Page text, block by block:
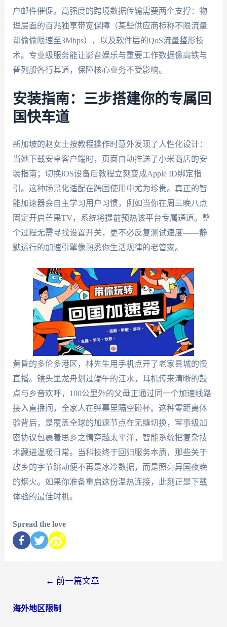
户邮件催促。高强度的跨境数据传输需要两个支撑：物
理层面的百兆独享带宽保障（某些供应商标称不限流量
却偷偷限速至3Mbps），以及软件层的QoS流量整形技
术。专业级服务能让影音娱乐与重要工作数据像高铁与
普列般各行其道，保障核心业务不受影响。
安装指南：三步搭建你的专属回
国快车道
新加坡的赵女士按教程操作时意外发现了人性化设计：
当她下载安卓客户端时，页面自动推送了小米商店的安
装指南；切换iOS设备后教程立刻变成Apple ID绑定指
引。这种场景化适配在跨国使用中尤为珍贵。真正的智
能加速器会自主学习用户习惯，例如当你在周三晚八点
固定开启芒果TV，系统将提前预热该平台专属通道。整
个过程无需寻找设置开关，更不必反复测试速度——静
默运行的加速引擎像熟悉你生活规律的老管家。
黄昏的多伦多港区，林先生用手机点开了老家县城的慢
直播。镜头里龙舟划过端午的江水，耳机传来清晰的鼓
点与乡音欢呼，100公里外的父母正通过同一个加速线路
接入直播间，全家人在弹幕里隔空碰杯。这种零距离体
验背后，是覆盖全球的加速节点在无缝切换，军事级加
密协议包裹着思乡之情穿越太平洋，智能系统把复杂技
术藏进温暖日常。当科技终于回归服务本质，那些关于
故乡的字节跳动便不再是冰冷数据，而是照亮异国夜晚
的烟火。如果你准备重启这份温热连接，此刻正是下载
体验的最佳时机。
Spread the love
← 前一篇文章
海外地区限制